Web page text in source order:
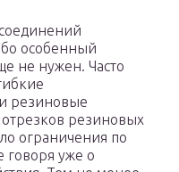
особенный
не нужен. Часто
резиновые
резиновых
ограничения по
говоря уже о